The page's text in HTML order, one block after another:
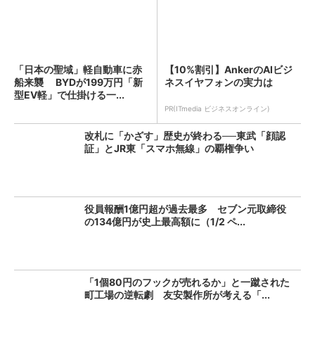
「日本の聖域」軽自動車に赤
船来襲 BYDが199万円「新
型EV軽」で仕掛ける一...
【10%割引】AnkerのAIビジ
ネスイヤフォンの実力は
PR(ITmedia ビジネスオンライン)
改札に「かざす」歴史が終わる──東武「顔認
証」とJR東「スマホ無線」の覇権争い
役員報酬1億円超が過去最多 セブン元取締役
の134億円が史上最高額に（1/2 ペ...
「1個80円のフックが売れるか」と一蹴された
町工場の逆転劇 友安製作所が考える「...